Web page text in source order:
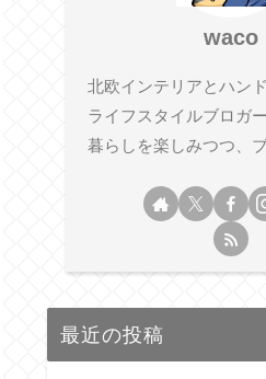
waco
北欧インテリアとハン
ライフスタイルブロガー
暮らしを楽しみつつ、
最近の投稿